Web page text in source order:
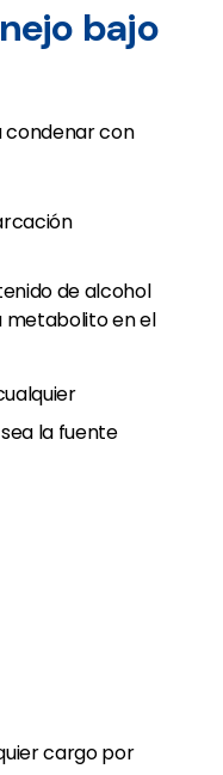
bajo
condenar con
de alcohol
metabolito en el
la fuente
cargo por